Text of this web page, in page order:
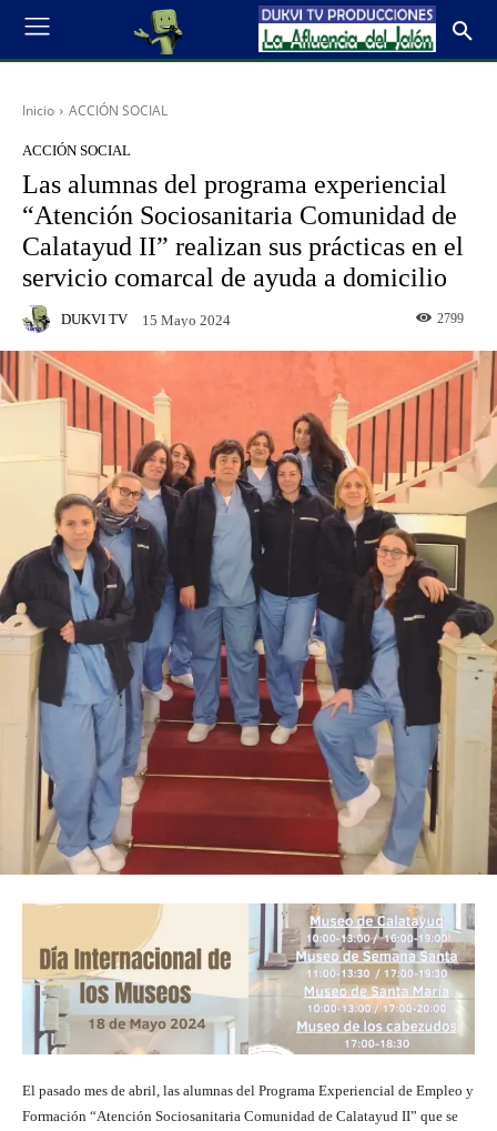
Inicio ACCIÓN SOCIAL
ACCIÓN SOCIAL
Las alumnas del programa experiencial
“Atención Sociosanitaria Comunidad de
Calatayud II” realizan sus prácticas en el
servicio comarcal de ayuda a domicilio
DUKVI TV 15 Mayo 2024 2799
El pasado mes de abril, las alumnas del Programa Experiencial de Empleo y
Formación “Atención Sociosanitaria Comunidad de Calatayud II” que se